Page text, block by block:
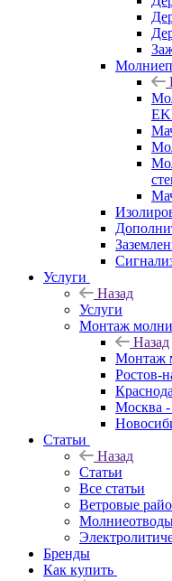
Услуги
Назад
Услуги
Монтаж
Назад
Монтаж
Ростов-
Москва
Статьи
Назад
Статьи
Все статьи
Ветровые
Бренды
Как купить